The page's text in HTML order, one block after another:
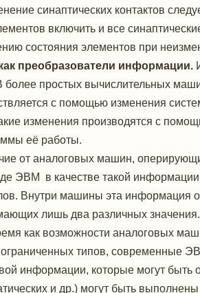
синаптических контактов
включить и все
состояния элементов при
преобразователи информации.
простых вычислительных
с помощью изменения
изменения производятся с
её работы.
от аналоговых машин,
ЭВМ в качестве такой информации
Внутри машины эта информация
лишь два различных значения.
как возможности аналоговых
ограниченных типов, современные
информации, которые могут быть
и др.) могут быть